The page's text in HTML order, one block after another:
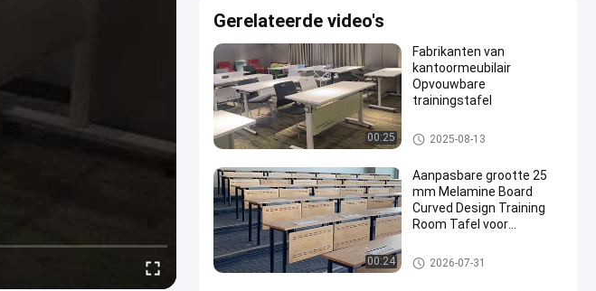
Gerelateerde video's
00:25
Fabrikanten van
kantoormeubilair
Opvouwbare
trainingstafel
Vouwbare Opleidingslijst
2025-08-13
00:24
Aanpasbare grootte 25
mm Melamine Board
Curved Design Training
Room Tafel voor
Vouwbare Opleidingslijst
2026-07-31